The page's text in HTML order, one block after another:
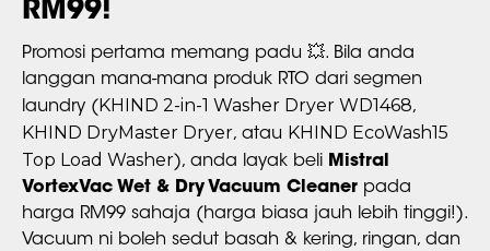
RM99!
Promosi pertama memang padu 💥. Bila anda
langgan mana-mana produk RTO dari segmen
laundry (KHIND 2-in-1 Washer Dryer WD1468,
KHIND DryMaster Dryer, atau KHIND EcoWash15
Top Load Washer), anda layak beli Mistral
VortexVac Wet & Dry Vacuum Cleaner pada
harga RM99 sahaja (harga biasa jauh lebih tinggi!).
Vacuum ni boleh sedut basah & kering, ringan, dan